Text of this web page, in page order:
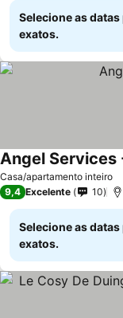
Selecione as
exatos.
Casa/apartamento inteiro
Angel Services
9,4 Excelente 10
Selecione as
exatos.